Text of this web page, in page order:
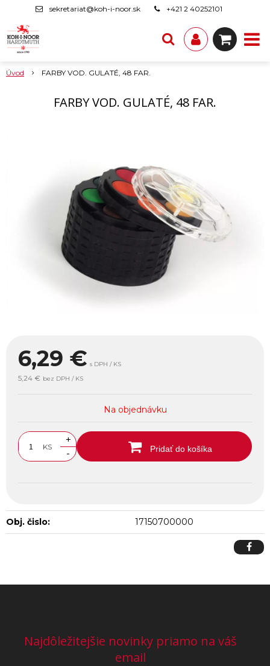
sekretariat@koh-i-noor.sk +421 2 40252101
Úvod FARBY VOD. GULATÉ, 48 FAR.
FARBY VOD. GULATÉ, 48 FAR.
6,29 € s DPH / KS
5,24 € bez DPH / KS
Na objednávku
KS
+
-
Pridať do košíka
Obj. čislo: 17150700000
Najdôležitejšie novinky priamo na váš
email